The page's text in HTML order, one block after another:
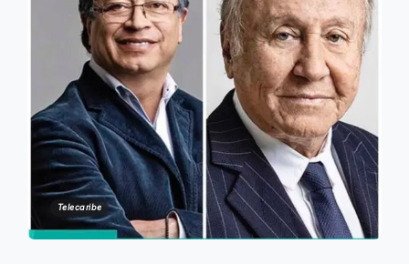
Telecaribe